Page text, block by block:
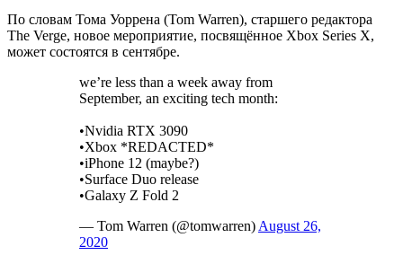
По словам Тома Уоррена (Tom Warren), старшего редактора
The Verge, новое мероприятие, посвящённое Xbox Series X,
может состоятся в сентябре.
we’re less than a week away from
September, an exciting tech month:
•Nvidia RTX 3090
•Xbox *REDACTED*
•iPhone 12 (maybe?)
•Surface Duo release
•Galaxy Z Fold 2
— Tom Warren (@tomwarren) August 26,
2020